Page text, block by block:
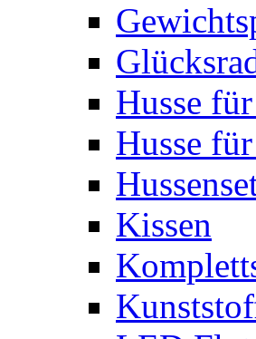
Husse
Husse
Kissen